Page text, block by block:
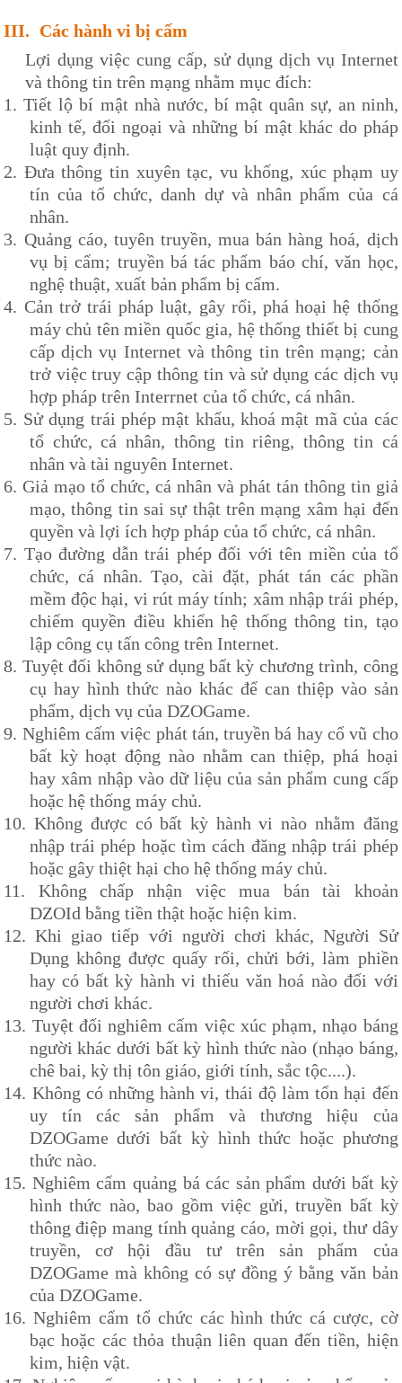
III. Các hành vi bị cấm
Lợi dụng việc cung cấp, sử dụng dịch vụ Internet
và thông tin trên mạng nhằm mục đích:
1. Tiết lộ bí mật nhà nước, bí mật quân sự, an ninh,
kinh tế, đối ngoại và những bí mật khác do pháp
luật quy định.
2. Đưa thông tin xuyên tạc, vu khống, xúc phạm uy
tín của tổ chức, danh dự và nhân phẩm của cá
nhân.
3. Quảng cáo, tuyên truyền, mua bán hàng hoá, dịch
vụ bị cấm; truyền bá tác phẩm báo chí, văn học,
nghệ thuật, xuất bản phẩm bị cấm.
4. Cản trở trái pháp luật, gây rối, phá hoại hệ thống
máy chủ tên miền quốc gia, hệ thống thiết bị cung
cấp dịch vụ Internet và thông tin trên mạng; cản
trở việc truy cập thông tin và sử dụng các dịch vụ
hợp pháp trên Interrnet của tổ chức, cá nhân.
5. Sử dụng trái phép mật khẩu, khoá mật mã của các
tổ chức, cá nhân, thông tin riêng, thông tin cá
nhân và tài nguyên Internet.
6. Giả mạo tổ chức, cá nhân và phát tán thông tin giả
mạo, thông tin sai sự thật trên mạng xâm hại đến
quyền và lợi ích hợp pháp của tổ chức, cá nhân.
7. Tạo đường dẫn trái phép đối với tên miền của tổ
chức, cá nhân. Tạo, cài đặt, phát tán các phần
mềm độc hại, vi rút máy tính; xâm nhập trái phép,
chiếm quyền điều khiển hệ thống thông tin, tạo
lập công cụ tấn công trên Internet.
8. Tuyệt đối không sử dụng bất kỳ chương trình, công
cụ hay hình thức nào khác để can thiệp vào sản
phẩm, dịch vụ của DZOGame.
9. Nghiêm cấm việc phát tán, truyền bá hay cổ vũ cho
bất kỳ hoạt động nào nhằm can thiệp, phá hoại
hay xâm nhập vào dữ liệu của sản phẩm cung cấp
hoặc hệ thống máy chủ.
10. Không được có bất kỳ hành vi nào nhằm đăng
nhập trái phép hoặc tìm cách đăng nhập trái phép
hoặc gây thiệt hại cho hệ thống máy chủ.
11.
Không chấp nhận việc mua bán tài khoản
DZOId bằng tiền thật hoặc hiện kim.
12. Khi giao tiếp với người chơi khác, Người Sử
Dụng không được quấy rối, chửi bới, làm phiền
hay có bất kỳ hành vi thiếu văn hoá nào đối với
người chơi khác.
13. Tuyệt đối nghiêm cấm việc xúc phạm, nhạo báng
người khác dưới bất kỳ hình thức nào (nhạo báng,
chê bai, kỳ thị tôn giáo, giới tính, sắc tộc....).
14. Không có những hành vi, thái độ làm tổn hại đến
uy tín các sản phẩm và thương hiệu của
DZOGame dưới bất kỳ hình thức hoặc phương
thức nào.
15. Nghiêm cấm quảng bá các sản phẩm dưới bất kỳ
hình thức nào, bao gồm việc gửi, truyền bất kỳ
thông điệp mang tính quảng cáo, mời gọi, thư dây
truyền, cơ hội đầu tư trên sản phẩm của
DZOGame mà không có sự đồng ý bằng văn bản
của DZOGame.
16. Nghiêm cấm tổ chức các hình thức cá cược, cờ
bạc hoặc các thỏa thuận liên quan đến tiền, hiện
kim, hiện vật.